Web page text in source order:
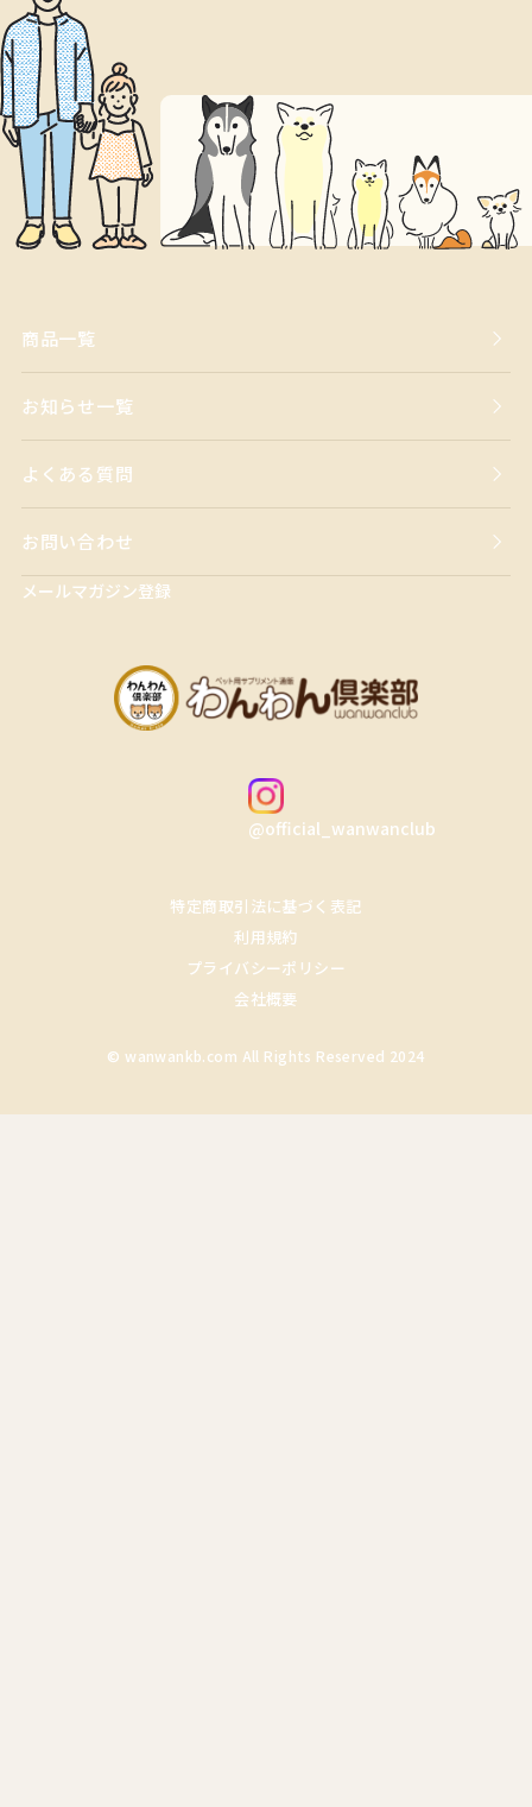
商品一覧
お知らせ一覧
よくある質問
お問い合わせ
メールマガジン登録
@official_wanwanclub
特定商取引法に基づく表記
利用規約
プライバシーポリシー
会社概要
© wanwankb.com All Rights Reserved 2024